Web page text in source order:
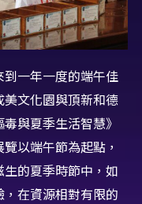
到一年一度的端午佳
文化園與頂新和德
與夏季生活智慧》
以端午節為起點，
的夏季時節中，如
在資源相對有限的